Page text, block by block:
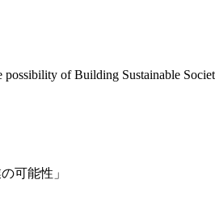
of Building Sustainable
可能性」